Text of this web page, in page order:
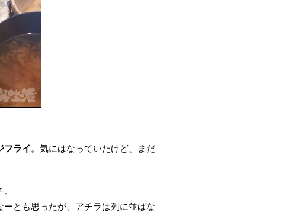
フライ 。気にはなっていたけど、まだ
ーとも思ったが、アチラは列に並ばな